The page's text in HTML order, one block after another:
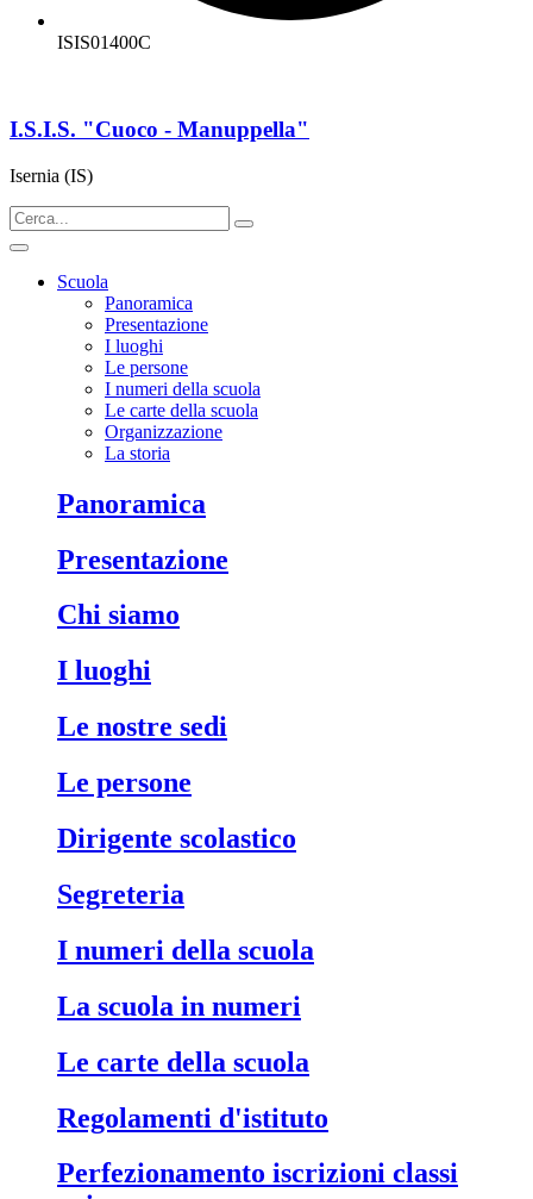
ISIS01400C
I.S.I.S. "Cuoco - Manuppella"
Isernia (IS)
Scuola
Panoramica
Presentazione
I luoghi
Le persone
I numeri della scuola
Le carte della scuola
Organizzazione
La storia
panoramica
presentazione
chi siamo
i luoghi
le nostre sedi
le persone
dirigente scolastico
segreteria
i numeri della scuola
la scuola in numeri
le carte della scuola
regolamenti d'istituto
perfezionamento iscrizioni classi